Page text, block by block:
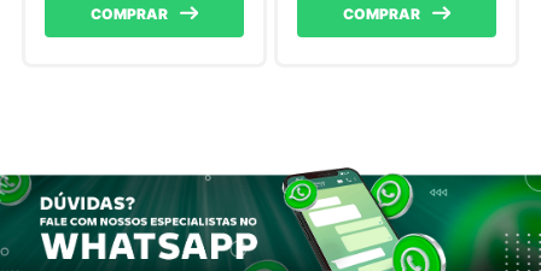
COMPRAR COMPRAR